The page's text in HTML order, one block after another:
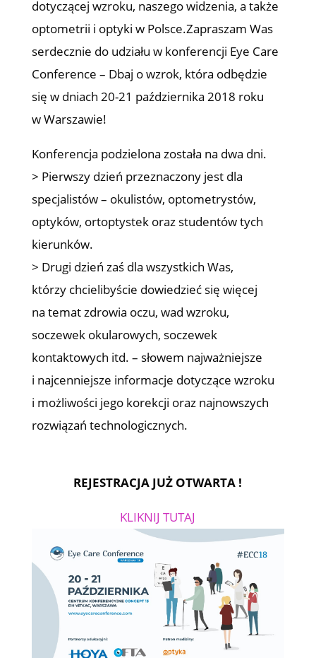
dotyczącej wzroku, naszego widzenia, a także
optometrii i optyki w Polsce.Zapraszam Was
serdecznie do udziału w konferencji Eye Care
Conference – Dbaj o wzrok, która odbędzie
się w dniach 20-21 października 2018 roku
w Warszawie!
Konferencja podzielona została na dwa dni.
> Pierwszy dzień przeznaczony jest dla
specjalistów – okulistów, optometrystów,
optyków, ortoptystek oraz studentów tych
kierunków.
> Drugi dzień zaś dla wszystkich Was,
którzy chcielibyście dowiedzieć się więcej
na temat zdrowia oczu, wad wzroku,
soczewek okularowych, soczewek
kontaktowych itd. – słowem najważniejsze
i najcenniejsze informacje dotyczące wzroku
i możliwości jego korekcji oraz najnowszych
rozwiązań technologicznych.
REJESTRACJA JUŻ OTWARTA !
KLIKNIJ TUTAJ